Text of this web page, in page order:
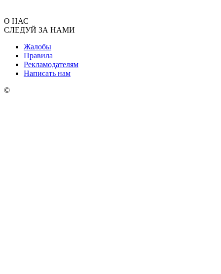
О НАС
СЛЕДУЙ ЗА НАМИ
Жалобы
Правила
Рекламодателям
Написать нам
©